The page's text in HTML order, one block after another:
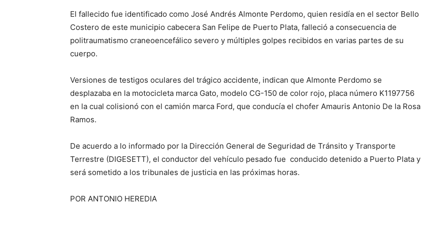
El fallecido fue identificado como José Andrés Almonte Perdomo, quien residía en el sector Bello
Costero de este municipio cabecera San Felipe de Puerto Plata, falleció a consecuencia de
politraumatismo craneoencefálico severo y múltiples golpes recibidos en varias partes de su
cuerpo.
Versiones de testigos oculares del trágico accidente, indican que Almonte Perdomo se
desplazaba en la motocicleta marca Gato, modelo CG-150 de color rojo, placa número K1197756
en la cual colisionó con el camión marca Ford, que conducía el chofer Amauris Antonio De la Rosa
Ramos.
De acuerdo a lo informado por la Dirección General de Seguridad de Tránsito y Transporte
Terrestre (DIGESETT), el conductor del vehículo pesado fue conducido detenido a Puerto Plata y
será sometido a los tribunales de justicia en las próximas horas.
POR ANTONIO HEREDIA